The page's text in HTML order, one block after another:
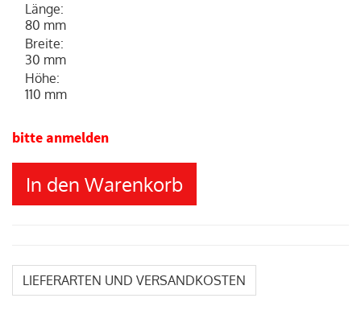
Länge:
80 mm
Breite:
30 mm
Höhe:
110 mm
bitte anmelden
In den Warenkorb
LIEFERARTEN UND VERSANDKOSTEN